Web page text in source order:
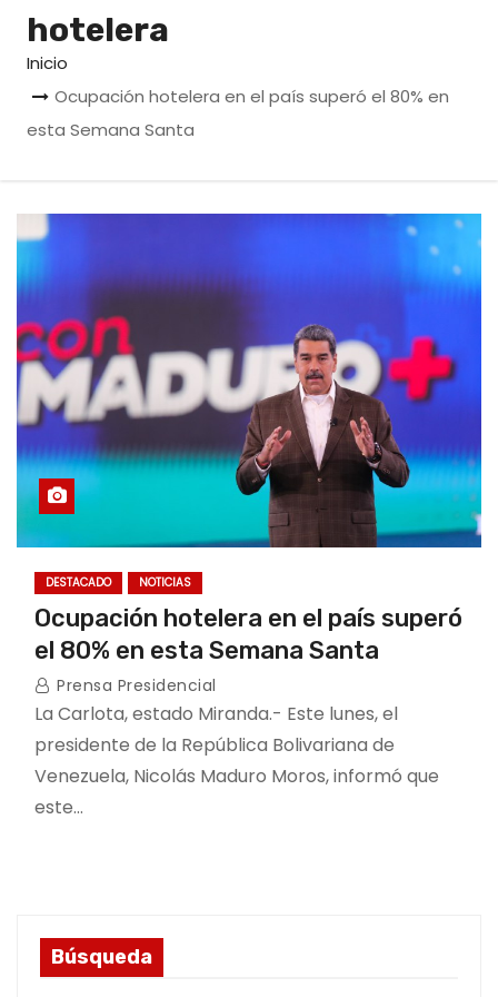
hotelera
Inicio
Ocupación hotelera en el país superó el 80% en
esta Semana Santa
DESTACADO NOTICIAS
Ocupación hotelera en el país superó
el 80% en esta Semana Santa
Prensa Presidencial
La Carlota, estado Miranda.- Este lunes, el
presidente de la República Bolivariana de
Venezuela, Nicolás Maduro Moros, informó que
este…
Búsqueda